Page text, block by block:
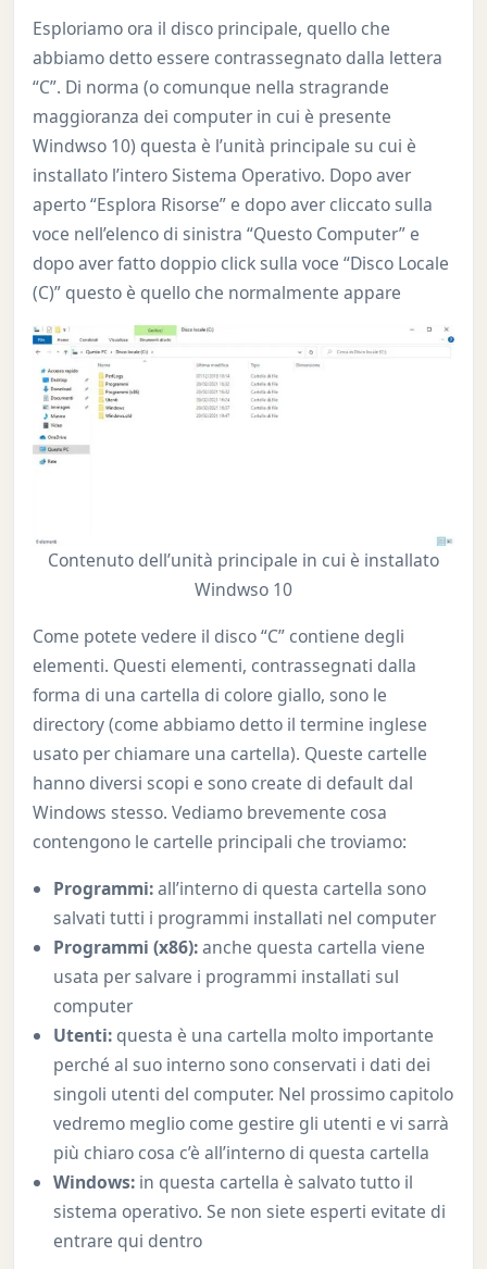
Esploriamo ora il disco principale, quello che
abbiamo detto essere contrassegnato dalla lettera
“C”. Di norma (o comunque nella stragrande
maggioranza dei computer in cui è presente
Windwso 10) questa è l’unità principale su cui è
installato l’intero Sistema Operativo. Dopo aver
aperto “Esplora Risorse” e dopo aver cliccato sulla
voce nell’elenco di sinistra “Questo Computer” e
dopo aver fatto doppio click sulla voce “Disco Locale
(C)” questo è quello che normalmente appare
Contenuto dell’unità principale in cui è installato
Windwso 10
Come potete vedere il disco “C” contiene degli
elementi. Questi elementi, contrassegnati dalla
forma di una cartella di colore giallo, sono le
directory (come abbiamo detto il termine inglese
usato per chiamare una cartella). Queste cartelle
hanno diversi scopi e sono create di default dal
Windows stesso. Vediamo brevemente cosa
contengono le cartelle principali che troviamo:
Programmi:all’interno di questa cartella sono
salvati tutti i programmi installati nel computer
Programmi (x86):anche questa cartella viene
usata per salvare i programmi installati sul
computer
Utenti:questa è una cartella molto importante
perché al suo interno sono conservati i dati dei
singoli utenti del computer. Nel prossimo capitolo
vedremo meglio come gestire gli utenti e vi sarrà
più chiaro cosa c’è all’interno di questa cartella
Windows:in questa cartella è salvato tutto il
sistema operativo. Se non siete esperti evitate di
entrare qui dentro